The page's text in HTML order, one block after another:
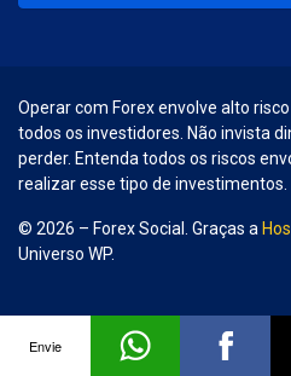
Operar com Forex envolve alto
todos os investidores. Não invista
perder. Entenda todos os riscos
realizar esse tipo de investimentos.
© 2026 – Forex Social. Graças a
Universo WP.
Envie